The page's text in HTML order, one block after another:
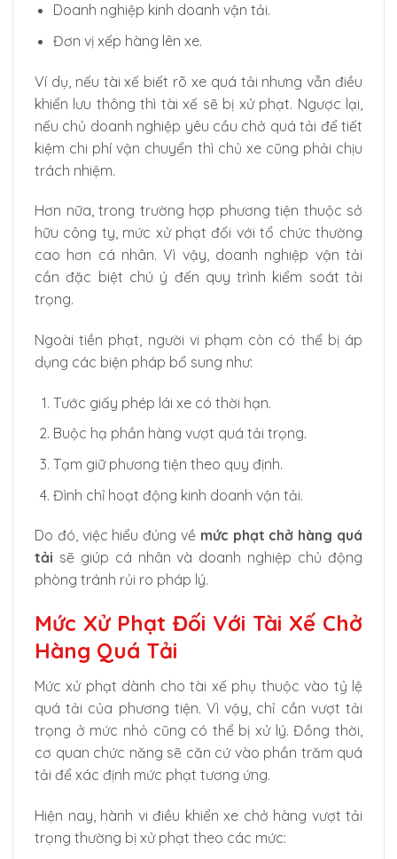
Doanh nghiệp kinh doanh vận tải.
Đơn vị xếp hàng lên xe.
Ví dụ, nếu tài xế biết rõ xe quá tải nhưng vẫn điều
khiển lưu thông thì tài xế sẽ bị xử phạt. Ngược lại,
nếu chủ doanh nghiệp yêu cầu chở quá tải để tiết
kiệm chi phí vận chuyển thì chủ xe cũng phải chịu
trách nhiệm.
Hơn nữa, trong trường hợp phương tiện thuộc sở
hữu công ty, mức xử phạt đối với tổ chức thường
cao hơn cá nhân. Vì vậy, doanh nghiệp vận tải
cần đặc biệt chú ý đến quy trình kiểm soát tải
trọng.
Ngoài tiền phạt, người vi phạm còn có thể bị áp
dụng các biện pháp bổ sung như:
Tước giấy phép lái xe có thời hạn.
Buộc hạ phần hàng vượt quá tải trọng.
Tạm giữ phương tiện theo quy định.
Đình chỉ hoạt động kinh doanh vận tải.
Do đó, việc hiểu đúng về mức phạt chở hàng quá
tải sẽ giúp cá nhân và doanh nghiệp chủ động
phòng tránh rủi ro pháp lý.
Mức Xử Phạt Đối Với Tài Xế Chở
Hàng Quá Tải
Mức xử phạt dành cho tài xế phụ thuộc vào tỷ lệ
quá tải của phương tiện. Vì vậy, chỉ cần vượt tải
trọng ở mức nhỏ cũng có thể bị xử lý. Đồng thời,
cơ quan chức năng sẽ căn cứ vào phần trăm quá
tải để xác định mức phạt tương ứng.
Hiện nay, hành vi điều khiển xe chở hàng vượt tải
trọng thường bị xử phạt theo các mức: